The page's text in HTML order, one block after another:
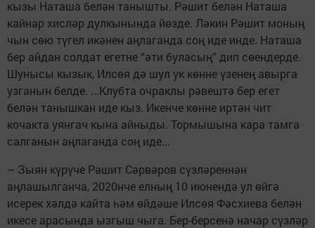
кызы Наташа белән танышты. Рәшит белән Наташа
кайнар хисләр дулкынында йөзде. Ләкин Рәшит моның
чын сөю түгел икәнен аңлаганда соң иде инде. Наташа
бер айдан солдат егетне “әти буласың” дип сөендерде.
Шунысы кы­зык, Илсөя дә шул ук көнне үзенең авырга
узганын белде. ...Клубта оч­раклы рәвештә бер егет
белән таныш­кан иде кыз. Икенче көнне иртән чит
кочакта уянгач кына айныды. Тормы­шына кара тамга
салганын аңлаганда соң иде...
– Зыян күрүче Рәшит Сәрвәров сүзләреннән
аңлашылганча, 2020нче елның 10 июнендә ул өйгә
исерек хәлдә кайта һәм өйдәше Илсөя Фәсхиева белән
икесе арасында ызгыш чыга. Бер-берсенә начар сүзләр